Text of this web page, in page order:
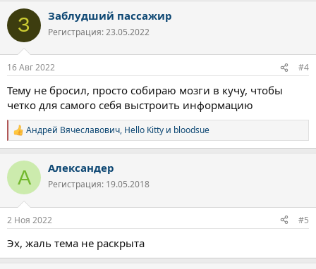
приятные ощущения, которые уже страшно было бы
променять на отравление психоактивными веществами.
Будет интересно узнать то, что ты анонсировал в первом посте.
Важная тема для тех, кто разделяет важность
психообразования в борьбе с вредными привычками
к
и
З Заблудший пассажир
Регистрация: 23.05.2022
16 Авг 2022 #4
Тему не бросил, просто собираю мозги в кучу, чтобы
четко для самого себя выстроить информацию
Р
е
к
и
Андрей Вячеславович, Hello Kitty и bloodsue
А Александер
Регистрация: 19.05.2018
2 Ноя 2022 #5
Эх, жаль тема не раскрыта